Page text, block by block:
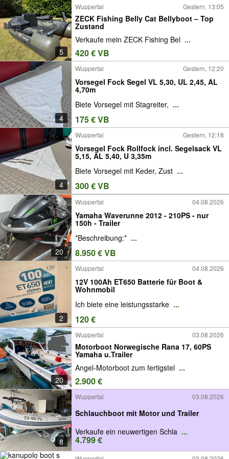
5
Wuppertal Gestern, 13:05
ZECK Fishing Belly Cat Bellyboot – Top
Zustand
Verkaufe mein ZECK Fishing Bel ...
420 € VB
4
Wuppertal Gestern, 12:20
Vorsegel Fock Segel VL 5,30, UL 2,45, AL
4,70m
Biete Vorsegel mit Stagreiter, ...
175 € VB
4
Wuppertal Gestern, 12:18
Vorsegel Fock Rollfock incl. Segelsack VL
5,15, AL 5,40, U 3,35m
Biete Vorsegel mit Keder, Zust ...
300 € VB
20
Wuppertal 04.08.2026
Yamaha Waverunne 2012 - 210PS - nur
150h - Trailer
*Beschreibung:* ...
8.950 € VB
2
Wuppertal 04.08.2026
12V 100Ah ET650 Batterie für Boot &
Wohnmobil
Ich biete eine leistungsstarke ...
120 €
20
Wuppertal 03.08.2026
Motorboot Norwegische Rana 17, 60PS
Yamaha u.Trailer
Angel-Motorboot zum fertigstel ...
2.900 €
8
Wuppertal 03.08.2026
Schlauchboot mit Motor und Trailer
Verkaufe ein neuwertigen Schla ...
4.799 €